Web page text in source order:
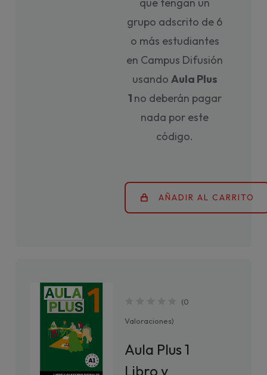
grupo adscrito de 6
o más estudiantes
en Campus Difusión
usando Aula Plus
1 no deberán pagar
nada por este
código.
AÑADIR AL CARRITO
(0
Valoraciones)
Aula Plus 1
Libro y